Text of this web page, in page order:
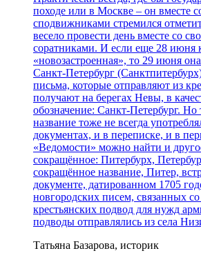
походе или в Москве – он вместе
сподвижниками стремился
весело провести день вместе со
соратниками. И если еще 28 июня
«новозастроенная», то 29 июня
Санкт-Петербург
письма, которые отправляют из
получают на берегах Невы, в
обозначение: Санкт-Петербург. Но
название тоже не всегда
документах, и в переписке, и в
«Ведомости» можно найти и
сокращённое: Питербурх,
сокращённое название, Питер,
документе, датированном 1705
новгородских писем, связанных
крестьянских подвод для нужд
подводы отправлялись из села
Татьяна Базарова, историк